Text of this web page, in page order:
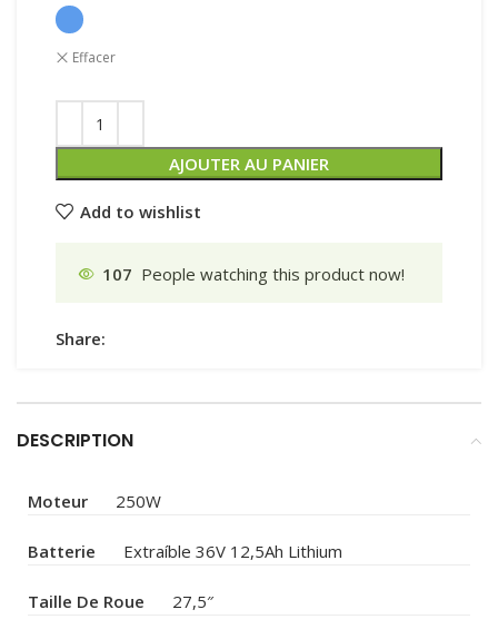
Effacer
AJOUTER AU PANIER
Add to wishlist
107 People watching this product now!
Share:
DESCRIPTION
Moteur 250W
Batterie Extraíble 36V 12,5Ah Lithium
Taille De Roue 27,5″